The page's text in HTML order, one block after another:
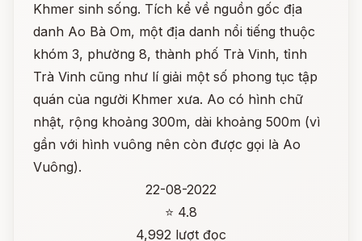
Khmer sinh sống. Tích kể về nguồn gốc địa
danh Ao Bà Om, một địa danh nổi tiếng thuộc
khóm 3, phường 8, thành phố Trà Vinh, tỉnh
Trà Vinh cũng như lí giải một số phong tục tập
quán của người Khmer xưa. Ao có hình chữ
nhật, rộng khoảng 300m, dài khoảng 500m (vì
gần với hình vuông nên còn được gọi là Ao
Vuông).
22-08-2022
⭐ 4.8
4,992 lượt đọc